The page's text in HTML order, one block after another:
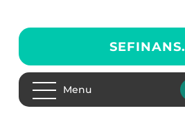
SEFINANS.
Menu